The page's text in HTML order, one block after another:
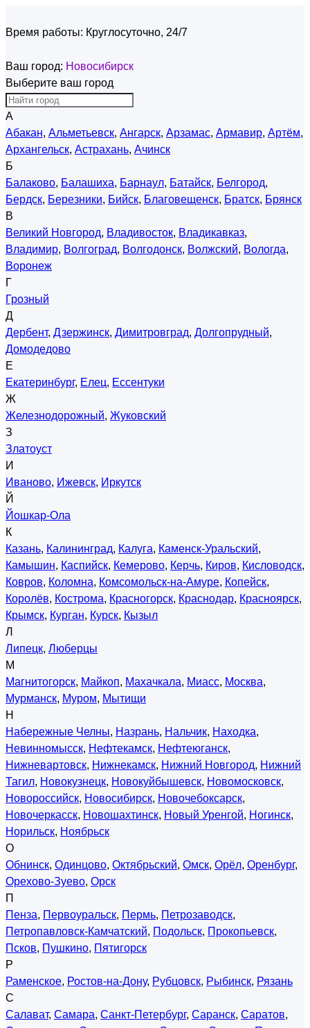
Время работы: Круглосуточно, 24/7
Ваш город: Новосибирск
Выберите ваш город
А
Абакан, Альметьевск, Ангарск, Арзамас, Армавир, Артём,
Архангельск, Астрахань, Ачинск
Б
Балаково, Балашиха, Барнаул, Батайск, Белгород,
Бердск, Березники, Бийск, Благовещенск, Братск, Брянск
В
Великий Новгород, Владивосток, Владикавказ,
Владимир, Волгоград, Волгодонск, Волжский, Вологда,
Воронеж
Г
Грозный
Д
Дербент, Дзержинск, Димитровград, Долгопрудный,
Домодедово
Е
Екатеринбург, Елец, Ессентуки
Ж
Железнодорожный, Жуковский
З
Златоуст
И
Иваново, Ижевск, Иркутск
Й
Йошкар-Ола
К
Казань, Калининград, Калуга, Каменск-Уральский,
Камышин, Каспийск, Кемерово, Керчь, Киров, Кисловодск,
Ковров, Коломна, Комсомольск-на-Амуре, Копейск,
Королёв, Кострома, Красногорск, Краснодар, Красноярск,
Крымск, Курган, Курск, Кызыл
Л
Липецк, Люберцы
М
Магнитогорск, Майкоп, Махачкала, Миасс, Москва,
Мурманск, Муром, Мытищи
Н
Набережные Челны, Назрань, Нальчик, Находка,
Невинномысск, Нефтекамск, Нефтеюганск,
Нижневартовск, Нижнекамск, Нижний Новгород, Нижний
Тагил, Новокузнецк, Новокуйбышевск, Новомосковск,
Новороссийск, Новосибирск, Новочебоксарск,
Новочеркасск, Новошахтинск, Новый Уренгой, Ногинск,
Норильск, Ноябрьск
О
Обнинск, Одинцово, Октябрьский, Омск, Орёл, Оренбург,
Орехово-Зуево, Орск
П
Пенза, Первоуральск, Пермь, Петрозаводск,
Петропавловск-Камчатский, Подольск, Прокопьевск,
Псков, Пушкино, Пятигорск
Р
Раменское, Ростов-на-Дону, Рубцовск, Рыбинск, Рязань
С
Салават, Самара, Санкт-Петербург, Саранск, Саратов,